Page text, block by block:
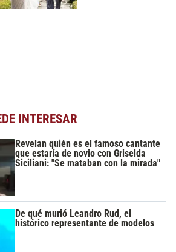
INTERESAR
Revelan quién es el famoso cantante
que estaría de novio con Griselda
Siciliani: "Se mataban con la mirada"
De qué murió Leandro Rud, el
histórico representante de modelos